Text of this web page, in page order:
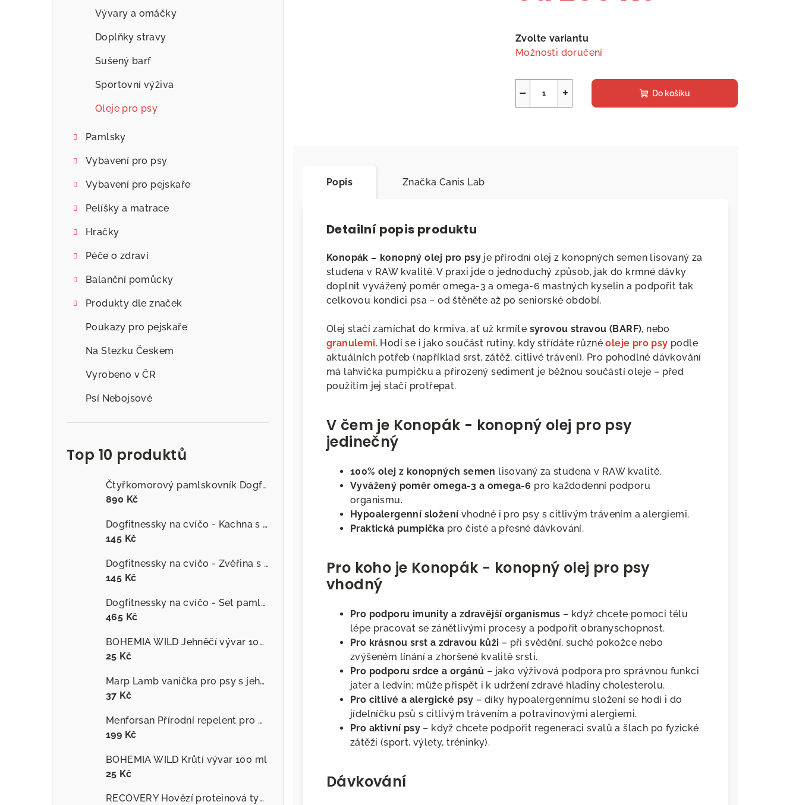
Vývary a omáčky
Doplňky stravy
Sušený barf
Sportovní výživa
Oleje pro psy
Pamlsky
Vybavení pro psy
Vybavení pro pejskaře
Pelíšky a matrace
Hračky
Péče o zdraví
Balanční pomůcky
Produkty dle značek
Poukazy pro pejskaře
Na Stezku Českem
Vyrobeno v ČR
Psí Nebojsové
Top 10 produktů
Čtyřkomorový pamlskovník Dogfitness.cz
890 Kč
Dogfitnessky na cvíčo - Kachna s červenou řepou
145 Kč
Dogfitnessky na cvíčo - Zvěřina s jablky
145 Kč
Dogfitnessky na cvíčo - Set pamlsků
465 Kč
BOHEMIA WILD Jehněčí vývar 100 ml
25 Kč
Marp Lamb vanička pro psy s jehněčím
37 Kč
Menforsan Přírodní repelent pro psy proti hmyzu s extraktem z citronely
199 Kč
BOHEMIA WILD Krůtí vývar 100 ml
25 Kč
RECOVERY Hovězí proteinová tyčinka pro psy
cena:
Zvolte variantu
Možnosti doručení
+
− Do košíku
Popis Značka Canis Lab
Detailní popis produktu
Konopák – konopný olej pro psy je přírodní olej z konopných semen lisovaný za
studena v RAW kvalitě. V praxi jde o jednoduchý způsob, jak do krmné dávky
doplnit vyvážený poměr omega-3 a omega-6 mastných kyselin a podpořit tak
celkovou kondici psa – od štěněte až po seniorské období.
Olej stačí zamíchat do krmiva, ať už krmíte syrovou stravou (BARF), nebo
granulemi. Hodí se i jako součást rutiny, kdy střídáte různéoleje pro psy podle
aktuálních potřeb (například srst, zátěž, citlivé trávení). Pro pohodlné dávkování
má lahvička pumpičku a přirozený sediment je běžnou součástí oleje – před
použitím jej stačí protřepat.
V čem je Konopák - konopný olej pro psy
jedinečný
100% olej z konopných semen lisovaný za studena v RAW kvalitě.
Vyvážený poměr omega-3 a omega-6 pro každodenní podporu
organismu.
Hypoalergenní složení vhodné i pro psy s citlivým trávením a alergiemi.
Praktická pumpička pro čisté a přesné dávkování.
Pro koho je Konopák - konopný olej pro psy
vhodný
Pro podporu imunity a zdravější organismus – když chcete pomoci tělu
lépe pracovat se zánětlivými procesy a podpořit obranyschopnost.
Pro krásnou srst a zdravou kůži – při svědění, suché pokožce nebo
zvýšeném línání a zhoršené kvalitě srsti.
Pro podporu srdce a orgánů – jako výživová podpora pro správnou funkci
jater a ledvin; může přispět i k udržení zdravé hladiny cholesterolu.
Pro citlivé a alergické psy – díky hypoalergennímu složení se hodí i do
jídelníčku psů s citlivým trávením a potravinovými alergiemi.
Pro aktivní psy – když chcete podpořit regeneraci svalů a šlach po fyzické
zátěži (sport, výlety, tréninky).
Dávkování